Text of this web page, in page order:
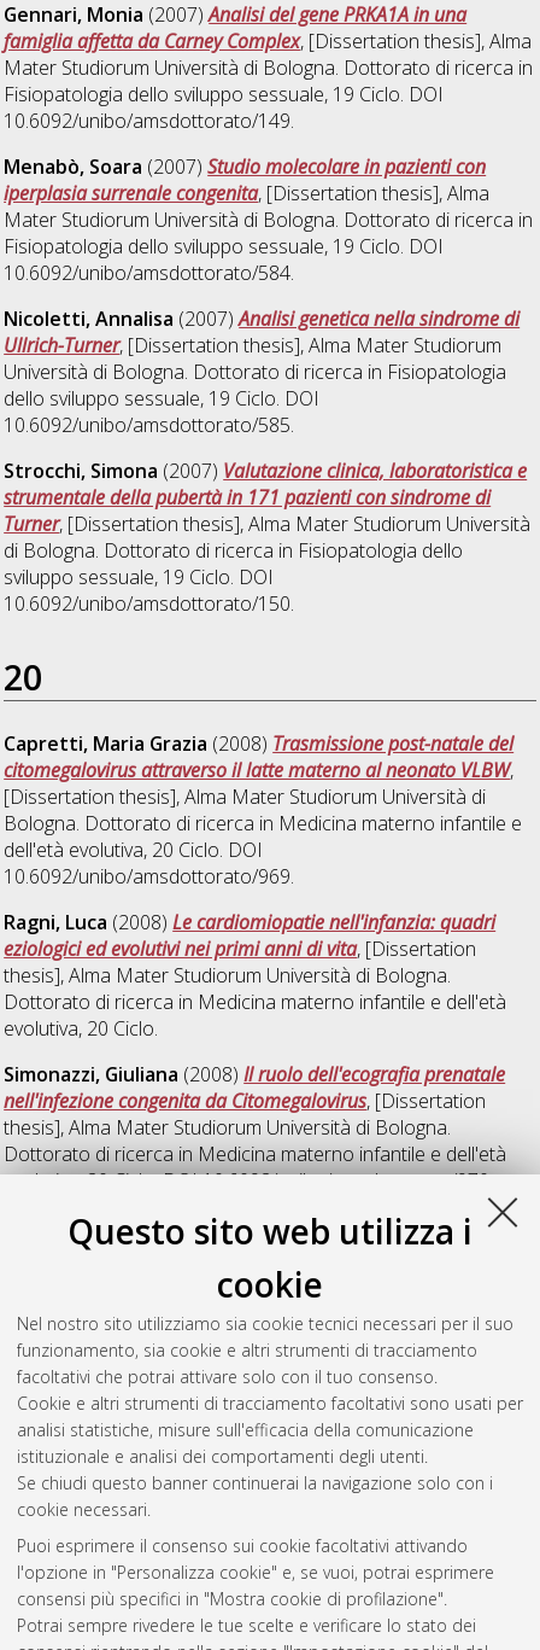
Questo sito web utilizza i
cookie
Nel nostro sito utilizziamo sia cookie tecnici necessari per il suo
funzionamento, sia cookie e altri strumenti di tracciamento
facoltativi che potrai attivare solo con il tuo consenso.
Cookie e altri strumenti di tracciamento facoltativi sono usati per
analisi statistiche, misure sull'efficacia della comunicazione
istituzionale e analisi dei comportamenti degli utenti.
Se chiudi questo banner continuerai la navigazione solo con i
cookie necessari.
Puoi esprimere il consenso sui cookie facoltativi attivando
l'opzione in "Personalizza cookie" e, se vuoi, potrai esprimere
consensi più specifici in "Mostra cookie di profilazione".
Potrai sempre rivedere le tue scelte e verificare lo stato dei
Gennari, Monia (2007)Analisi del gene PRKA1A in una
famiglia affetta da Carney Complex, [Dissertation thesis], Alma
Mater Studiorum Università di Bologna. Dottorato di ricerca in
Fisiopatologia dello sviluppo sessuale, 19 Ciclo. DOI
10.6092/unibo/amsdottorato/149.
Menabò, Soara (2007)Studio molecolare in pazienti con
iperplasia surrenale congenita, [Dissertation thesis], Alma
Mater Studiorum Università di Bologna. Dottorato di ricerca in
Fisiopatologia dello sviluppo sessuale, 19 Ciclo. DOI
10.6092/unibo/amsdottorato/584.
Nicoletti, Annalisa (2007)Analisi genetica nella sindrome di
Ullrich-Turner, [Dissertation thesis], Alma Mater Studiorum
Università di Bologna. Dottorato di ricerca in Fisiopatologia
dello sviluppo sessuale, 19 Ciclo. DOI
10.6092/unibo/amsdottorato/585.
Strocchi, Simona (2007) Valutazione clinica, laboratoristica e
strumentale della pubertà in 171 pazienti con sindrome di
Turner, [Dissertation thesis], Alma Mater Studiorum Università
di Bologna. Dottorato di ricerca in Fisiopatologia dello
sviluppo sessuale, 19 Ciclo. DOI
10.6092/unibo/amsdottorato/150.
20
Capretti, Maria Grazia (2008) Trasmissione post-natale del
citomegalovirus attraverso il latte materno al neonato VLBW,
[Dissertation thesis], Alma Mater Studiorum Università di
Bologna. Dottorato di ricerca in Medicina materno infantile e
dell'età evolutiva, 20 Ciclo. DOI
10.6092/unibo/amsdottorato/969.
Ragni, Luca (2008)Le cardiomiopatie nell'infanzia: quadri
eziologici ed evolutivi nei primi anni di vita, [Dissertation
thesis], Alma Mater Studiorum Università di Bologna.
Dottorato di ricerca in Medicina materno infantile e dell'età
evolutiva, 20 Ciclo.
Simonazzi, Giuliana (2008)Il ruolo dell'ecografia prenatale
nell'infezione congenita da Citomegalovirus, [Dissertation
thesis], Alma Mater Studiorum Università di Bologna.
Dottorato di ricerca in Medicina materno infantile e dell'età
evolutiva, 20 Ciclo. DOI 10.6092/unibo/amsdottorato/970.
Venturi, Valentina(2008)Significato prognostico
dell'ecografia cerebrale nei neonati con infezione congenita da
, [Dissertation thesis], Alma Mater Studiorum
Università di Bologna. Dottorato di ricerca in
materno infantile e dell'età evolutiva , 20 Ciclo. DOI
10.6092/unibo/amsdottorato/972.
Questa lista e' stata generata ilSun Aug 9 20:49:01 2026
Atom
Rss 1.0
Rss 2.0